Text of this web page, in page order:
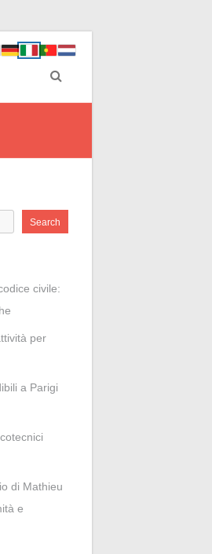
Search
civile:
per
a Parigi
di Mathieu
e